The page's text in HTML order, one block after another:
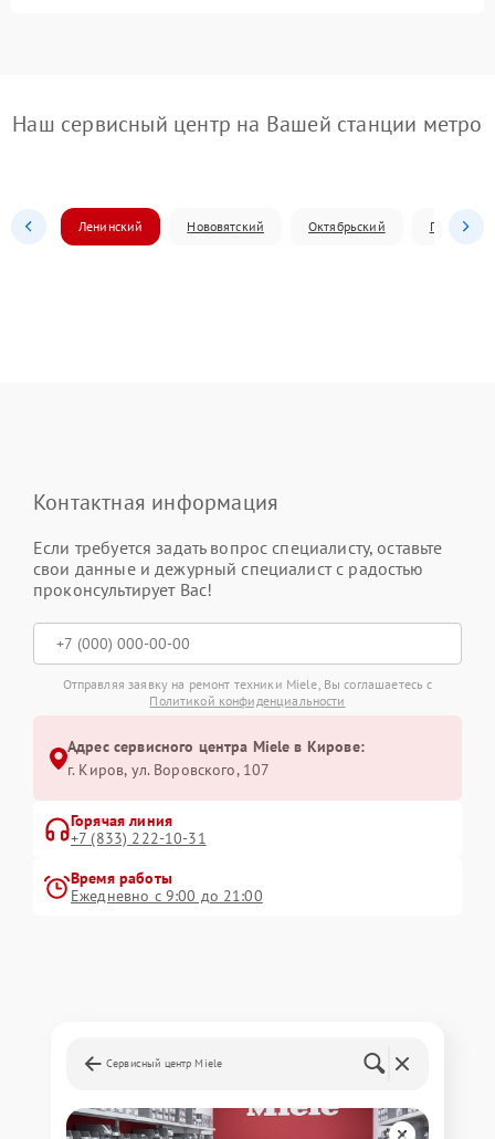
Наш сервисный центр на Вашей станции метро
Ленинский Нововятский Октябрьский
Контактная информация
Если требуется задать вопрос специалисту, оставьте
свои данные и дежурный специалист с радостью
проконсультирует Вас!
Отправляя заявку на ремонт техники Miele, Вы соглашаетесь с
Политикой конфиденциальности
Адрес сервисного центра Miele в Кирове:
г. Киров, ул. Воровского, 107
Горячая линия
+7 (833) 222-10-31
Время работы
Ежедневно с 9:00 до 21:00
Сервисный центр Miele